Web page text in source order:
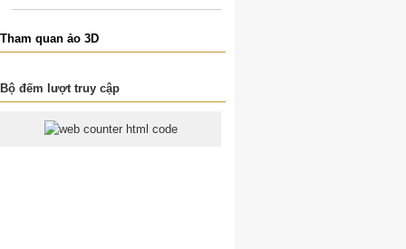
Tham quan ảo 3D
Bộ đếm lượt truy cập